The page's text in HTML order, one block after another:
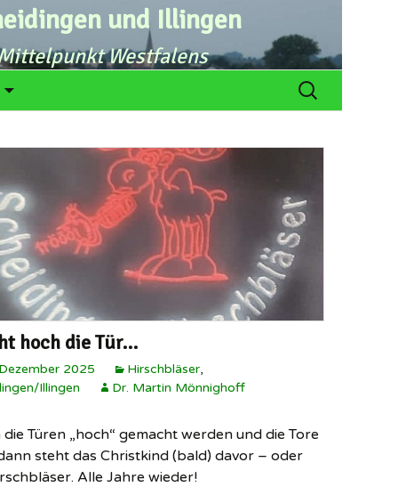
und Illingen
Westfalens
Suchen
nach:
hoch die Tür…
2025 Hirschbläser,
Illingen
Dr. Martin Mönnighoff
die Türen „hoch“ gemacht werden und die Tore
steht das Christkind (bald) davor – oder
Alle Jahre wieder!